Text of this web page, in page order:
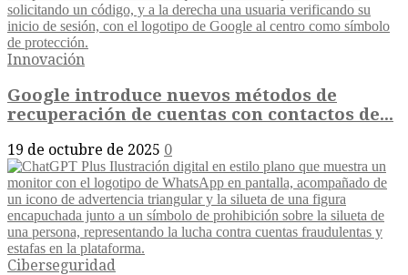
Innovación
Google introduce nuevos métodos de
recuperación de cuentas con contactos de...
19 de octubre de 2025 0
Ciberseguridad